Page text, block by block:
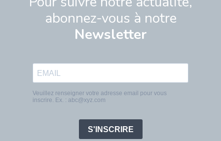
abonnez-vous à notre
Newsletter